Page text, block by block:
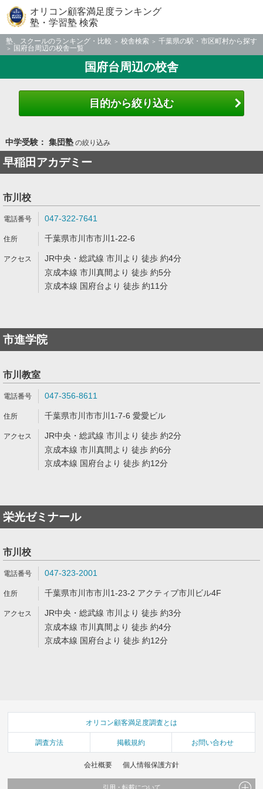
オリコン顧客満足度ランキング
塾・学習塾 検索
塾、スクールのランキング・比較 校舎検索
千葉県の駅・市区町村から探す
国府台周辺の校舎一覧
国府台周辺の校舎
目的から絞り込む
中学受験： 集団塾の絞り込み
早稲田アカデミー
市川校
047-322-7641
千葉県市川市市川1-22-6
JR中央・総武線 市川より 徒歩 約4分
京成本線 市川真間より 徒歩 約5分
京成本線 国府台より 徒歩 約11分
市進学院
市川教室
047-356-8611
千葉県市川市市川1-7-6 愛愛ビル
JR中央・総武線 市川より 徒歩 約2分
京成本線 市川真間より 徒歩 約6分
京成本線 国府台より 徒歩 約12分
栄光ゼミナール
市川校
047-323-2001
千葉県市川市市川1-23-2 アクティブ市川ビル4F
JR中央・総武線 市川より 徒歩 約3分
京成本線 市川真間より 徒歩 約4分
京成本線 国府台より 徒歩 約12分
オリコン顧客満足度調査とは
調査方法 掲載規約 お問い合わせ
会社概要 個人情報保護方針
引用・転載について